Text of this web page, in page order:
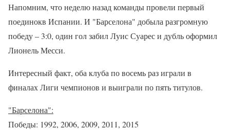
Напомним, что неделю назад команды провели первый
поединокв Испании. И "Барселона" добыла разгромную
победу – 3:0, один гол забил Луис Суарес и дубль оформил
Лионель Месси.
Интересный факт, оба клуба по восемь раз играли в
финалах Лиги чемпионов и выиграли по пять титулов.
"Барселона":
Победы: 1992, 2006, 2009, 2011, 2015